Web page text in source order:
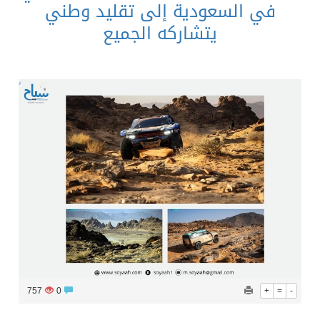
في السعودية إلى تقليد وطني
يتشاركه الجميع
+ = -
757